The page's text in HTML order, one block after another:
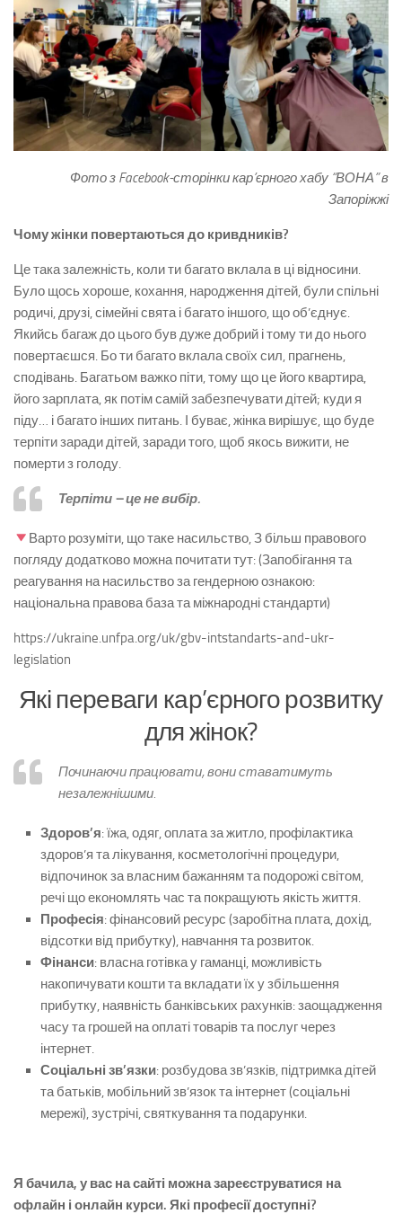
Фото з Facebook-сторінки кар’єрного хабу “ВОНА” в
Запоріжжі
Чому жінки повертаються до кривдників?
Це така залежність, коли ти багато вклала в ці відносини.
Було щось хороше, кохання, народження дітей, були спільні
родичі, друзі, сімейні свята і багато іншого, що об’єднує.
Якийсь багаж до цього був дуже добрий і тому ти до нього
повертаєшся. Бо ти багато вклала своїх сил, прагнень,
сподівань. Багатьом важко піти, тому що це його квартира,
його зарплата, як потім самій забезпечувати дітей; куди я
піду… і багато інших питань. І буває, жінка вирішує, що буде
терпіти заради дітей, заради того, щоб якось вижити, не
померти з голоду.
Терпіти – це не вибір.
Варто розуміти, що таке насильство, З більш правового
погляду додатково можна почитати тут: (Запобігання та
реагування на насильство за гендерною ознакою:
національна правова база та міжнародні стандарти)
https://ukraine.unfpa.org/uk/gbv-intstandarts-and-ukr-
legislation
Які переваги кар’єрного розвитку
для жінок?
Починаючи працювати, вони ставатимуть
незалежнішими.
Здоров’я: їжа, одяг, оплата за житло, профілактика
здоров’я та лікування, косметологічні процедури,
відпочинок за власним бажанням та подорожі світом,
речі що економлять час та покращують якість життя.
Професія: фінансовий ресурс (заробітна плата, дохід,
відсотки від прибутку), навчання та розвиток.
Фінанси: власна готівка у гаманці, можливість
накопичувати кошти та вкладати їх у збільшення
прибутку, наявність банківських рахунків: заощадження
часу та грошей на оплаті товарів та послуг через
інтернет.
Соціальні зв’язки: розбудова зв’язків, підтримка дітей
та батьків, мобільний зв’язок та інтернет (соціальні
мережі), зустрічі, святкування та подарунки.
Я бачила, у вас на сайті можна зареєструватися на
офлайн і онлайн курси. Які професії доступні?